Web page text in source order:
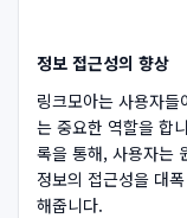
정보 접근성의 향상
링크모아는 사용자
는 중요한 역할을 합
록을 통해, 사용자는
정보의 접근성을 대
해줍니다.